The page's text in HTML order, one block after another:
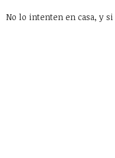
No lo intenten en casa, y